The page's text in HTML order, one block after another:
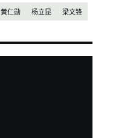
黄仁勋 杨立昆 梁文锋